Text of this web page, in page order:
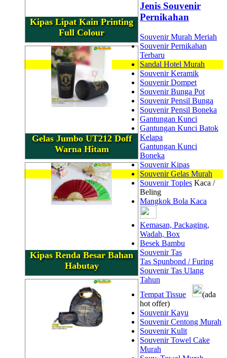
Kipas Lipat Kain Printing
Full Colour
Gelas Jumbo UT212 Doff
Warna Hitam
Kipas Renda Besar Bahan
Habutay
Jenis Souvenir
Pernikahan
Souvenir Murah Meriah
Souvenir Pernikahan
Terbaru
Sandal Hotel Murah
Souvenir Keramik
Souvenir Dompet
Souvenir Bunga Pot
Souvenir Pensil Bunga
Souvenir Pensil Boneka
Gantungan Kunci
Gantungan Kunci Batok
Kelapa
Gantungan Kunci
Boneka
Souvenir Kipas
Souvenir Gelas Murah
Souvenir Toples Kaca /
Beling
Mangkok Bola Kaca
Kemasan, Packaging,
Wadah, Box
Besek Bambu
Souvenir Tas
Tas Spunbond / Furing
Souvenir Tas Ulang
Tahun
Tempat Tissue
(ada
hot offer)
Souvenir Kayu
Souvenir Centong Murah
Souvenir Kulit
Souvenir Towel Cake
Murah